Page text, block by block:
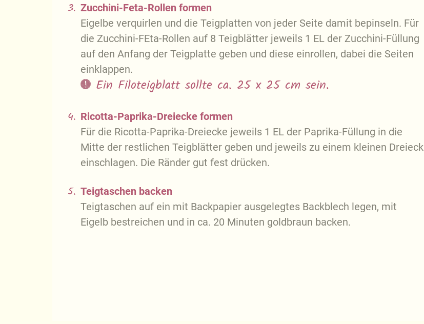
3. Zucchini-Feta-Rollen formen
Eigelbe verquirlen und die Teigplatten von jeder Seite damit bepinseln. Für
die Zucchini-FEta-Rollen auf 8 Teigblätter jeweils 1 EL der Zucchini-Füllung
auf den Anfang der Teigplatte geben und diese einrollen, dabei die Seiten
einklappen.
Ein Filoteigblatt sollte ca. 25 x 25 cm sein.
4. Ricotta-Paprika-Dreiecke formen
Für die Ricotta-Paprika-Dreiecke jeweils 1 EL der Paprika-Füllung in die
Mitte der restlichen Teigblätter geben und jeweils zu einem kleinen Dreieck
einschlagen. Die Ränder gut fest drücken.
5. Teigtaschen backen
Teigtaschen auf ein mit Backpapier ausgelegtes Backblech legen, mit
Eigelb bestreichen und in ca. 20 Minuten goldbraun backen.